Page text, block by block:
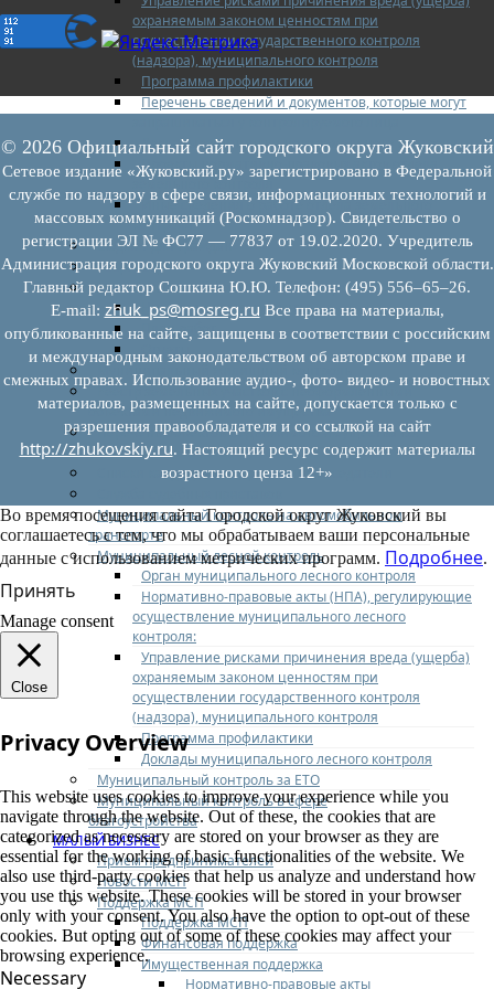
охраняемым законом ценностям при
осуществлении государственного контроля
(надзора), муниципального контроля
Программа профилактики
Перечень сведений и документов, которые могут
Доклады муниципального земельного контроля
Проекты нормативно-правовых актов отдела
земельного контроля
Иные сведения о работе отдела земельного
контроля
Бюджет для граждан
Росреестр
Муниципальный финансовый контроль
Нормативные документы
План работ
Муниципальный жилищный контроль
Реестр земельных участков с неоформленными
объектами недвижимого имущества
Перечень объектов недвижимого имущества г.о.
Жуковский
Списки кандидатов в присяжные заседатели
Муниципальный контроль на автомобильном
транспорте
Муниципальный лесной контроль
Орган муниципального лесного контроля
Нормативно-правовые акты (НПА), регулирующие
осуществление муниципального лесного
контроля:
Управление рисками причинения вреда (ущерба)
охраняемым законом ценностям при
осуществлении государственного контроля
(надзора), муниципального контроля
Программа профилактики
Доклады муниципального лесного контроля
Муниципальный контроль за ЕТО
Муниципальный контроль в сфере
благоустройства
МАЛЫЙ БИЗНЕС
Прием предпринимателей
Новости МСП
Поддержка МСП
Поддержка МСП
Финансовая поддержка
Имущественная поддержка
Нормативно-правовые акты
© 2026 Официальный сайт городского округа Жуковский
Сетевое издание «Жуковский.ру» зарегистрировано в Федеральной
службе по надзору в сфере связи, информационных технологий и
массовых коммуникаций (Роскомнадзор). Свидетельство о
регистрации ЭЛ № ФС77 — 77837 от 19.02.2020. Учредитель
Администрация городского округа Жуковский Московской области.
Главный редактор Сошкина Ю.Ю. Телефон: (495) 556–65–26.
E‑mail: zhuk_ps@mosreg.ru Все права на материалы,
опубликованные на сайте, защищены в соответствии с российским
и международным законодательством об авторском праве и
смежных правах. Использование аудио-, фото- видео- и новостных
материалов, размещенных на сайте, допускается только с
разрешения правообладателя и со ссылкой на сайт
http://zhukovskiy.ru. Настоящий ресурс содержит материалы
возрастного ценза 12+»
Во время посещения сайта Городской округ Жуковский вы
соглашаетесь с тем, что мы обрабатываем ваши персональные
данные с использованием метрических программ. Подробнее.
Принять
Manage consent
Close
Privacy Overview
This website uses cookies to improve your experience while you
navigate through the website. Out of these, the cookies that are
categorized as necessary are stored on your browser as they are
essential for the working of basic functionalities of the website. We
also use third-party cookies that help us analyze and understand how
you use this website. These cookies will be stored in your browser
only with your consent. You also have the option to opt-out of these
cookies. But opting out of some of these cookies may affect your
browsing experience.
Necessary